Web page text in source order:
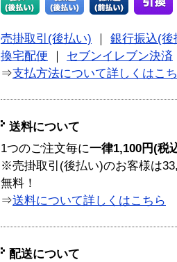
売掛取引(後払い)
銀行振込(後
換宅配便
セブンイレブン決済
⇒支払方法について詳しくはこ
送料について
1つのご注文毎に一律1,100円(税
※売掛取引(後払い)のお客様は
無料！
⇒送料について詳しくはこちら
配送について